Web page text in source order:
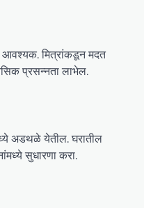
आवश्यक. मित्रांकडून मदत
प्रसन्नता लाभेल.
अडथळे येतील. घरातील
सुधारणा करा.